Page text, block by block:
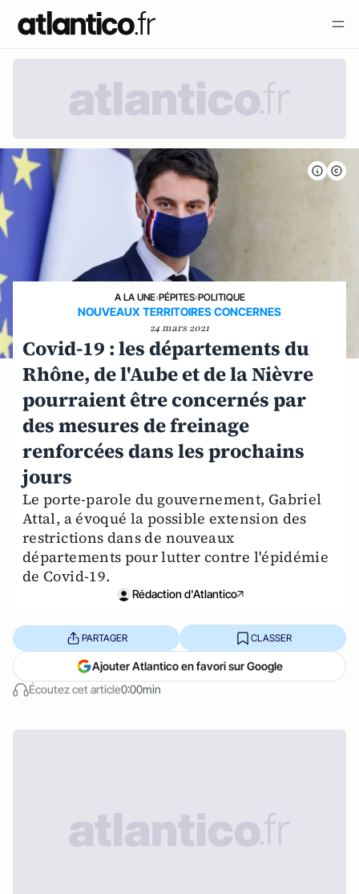
A LA UNE›PÉPITES›POLITIQUE
NOUVEAUX TERRITOIRES CONCERNES
24 mars 2021
Covid-19 : les départements du
Rhône, de l'Aube et de la Nièvre
pourraient être concernés par
des mesures de freinage
renforcées dans les prochains
jours
Le porte-parole du gouvernement, Gabriel
Attal, a évoqué la possible extension des
restrictions dans de nouveaux
départements pour lutter contre l'épidémie
de Covid-19.
Rédaction d'Atlantico
Écoutez cet article0:00min
PARTAGER CLASSER
Ajouter Atlantico en favori sur Google